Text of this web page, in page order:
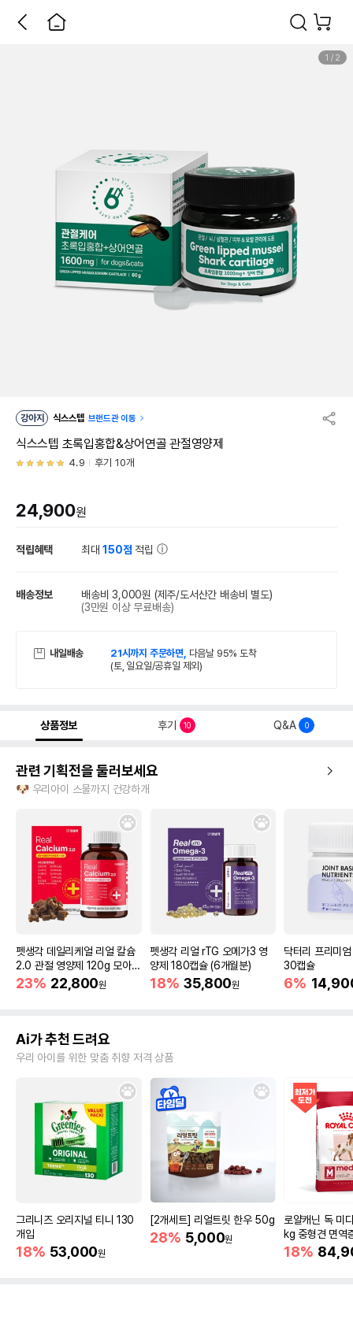
1 / 2
강아지 식스스텝 브랜드관 이동
식스스텝 초록입홍합&상어연골 관절영양제
4.9 후기 10개
24,900원
적립혜택 최대150점 적립
배송정보 배송비 3,000원 (제주/도서산간 배송비 별도)
(3만원 이상 무료배송)
내일배송 21시까지 주문하면, 다음날 95% 도착
(토, 일요일/공휴일 제외)
상품정보 후기 10 Q&A 0
관련 기획전을 둘러보세요
🐶 우리아이 스물까지 건강하개
펫생각 데일리케얼 리얼 칼슘
2.0 관절 영양제 120g 모아보
기 (1개/2개)
23% 22,800원
펫생각 리얼 rTG 오메가3 영
양제 180캡슐 (6개월분)
18% 35,800원
닥터리 프리미
30캡슐
6%
Ai가 추천 드려요
우리 아이를 위한 맞춤 취향 저격 상품
그리니즈 오리지널 티니 130
개입
18% 53,000원
[2개세트] 리얼트릿 한우 50g
28% 5,000원
로얄캐닌 독 미
kg 중형견 면역
18%